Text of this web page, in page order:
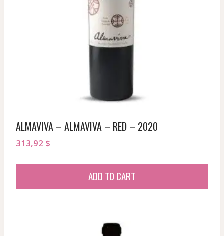
ALMAVIVA – ALMAVIVA – RED – 2020
313,92 $
ADD TO CART